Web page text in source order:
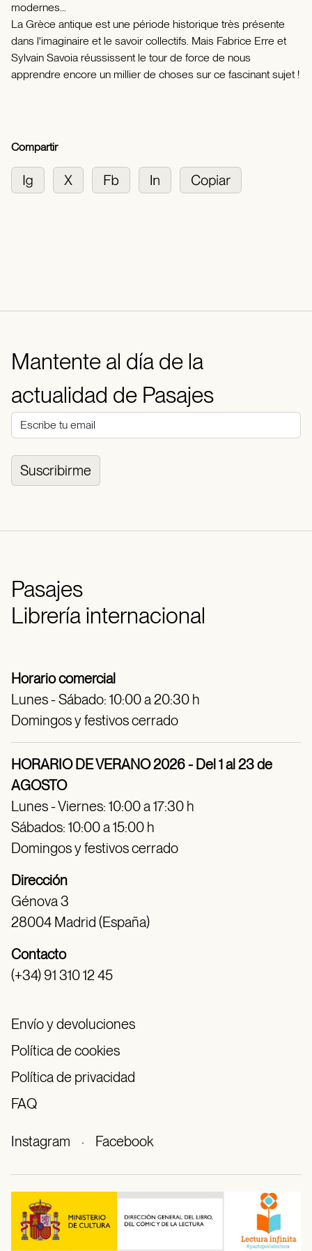
modernes...
La Grèce antique est une période historique très présente
dans l'imaginaire et le savoir collectifs. Mais Fabrice Erre et
Sylvain Savoia réussissent le tour de force de nous
apprendre encore un millier de choses sur ce fascinant sujet !
Compartir
Mantente al día de la
actualidad de Pasajes
Suscribirme
Pasajes
Librería internacional
Horario comercial
Lunes - Sábado: 10:00 a 20:30 h
Domingos y festivos cerrado
HORARIO DE VERANO 2026 - Del 1 al 23 de
AGOSTO
Lunes - Viernes: 10:00 a 17:30 h
Sábados: 10:00 a 15:00 h
Domingos y festivos cerrado
Dirección
Génova 3
28004 Madrid (España)
Contacto
(+34) 91 310 12 45
Envío y devoluciones
Política de cookies
Política de privacidad
FAQ
Instagram · Facebook